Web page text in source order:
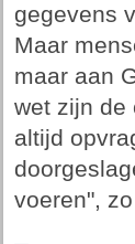
gegevens
Maar
maar aan
wet zijn de
altijd
voeren",